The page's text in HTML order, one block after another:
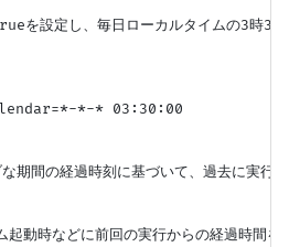
設定し、毎日ローカルタイムの3時30
*-* 03:30:00
期間の経過時刻に基づいて、過去に実行
動時などに前回の実行からの経過時間を